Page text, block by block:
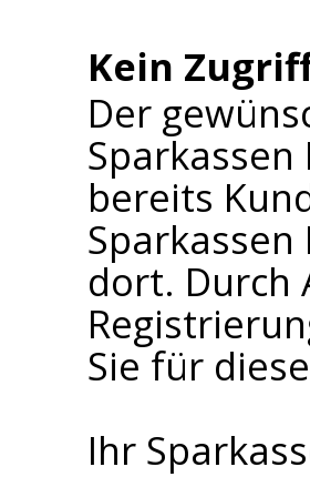
Kein
Der
bereits
dort. Durch
Sie für
Ihr